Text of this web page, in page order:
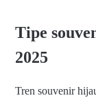
Tipe
2025
Tren souvenir